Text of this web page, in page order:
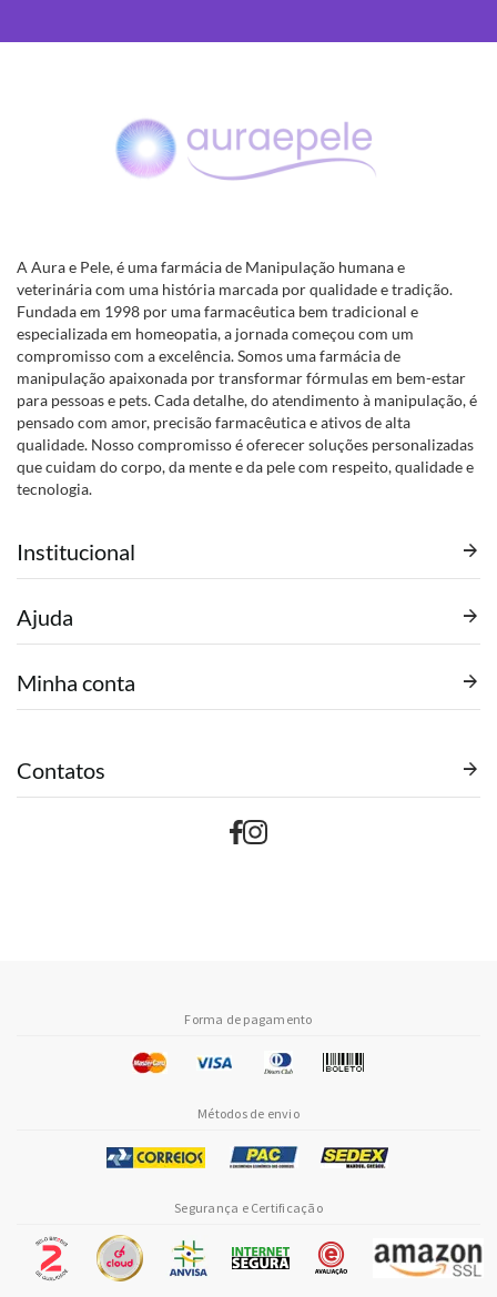
A Aura e Pele, é uma farmácia de Manipulação humana e
veterinária com uma história marcada por qualidade e tradição.
Fundada em 1998 por uma farmacêutica bem tradicional e
especializada em homeopatia, a jornada começou com um
compromisso com a excelência. Somos uma farmácia de
manipulação apaixonada por transformar fórmulas em bem-estar
para pessoas e pets. Cada detalhe, do atendimento à manipulação, é
pensado com amor, precisão farmacêutica e ativos de alta
qualidade. Nosso compromisso é oferecer soluções personalizadas
que cuidam do corpo, da mente e da pele com respeito, qualidade e
tecnologia.
Institucional
Ajuda
Minha conta
Contatos
Forma de pagamento
Métodos de envio
Segurança e Certificação